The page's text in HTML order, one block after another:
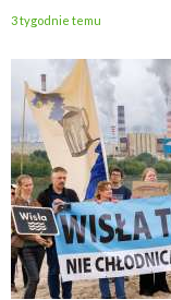
3 tygodnie temu